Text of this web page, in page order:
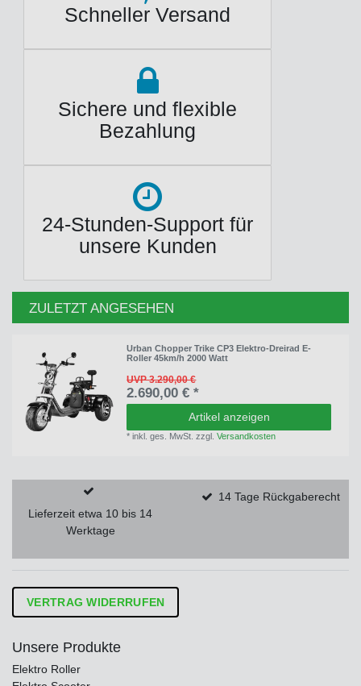
Schneller Versand
Sichere und flexible
Bezahlung
24-Stunden-Support für
unsere Kunden
ZULETZT ANGESEHEN
Urban Chopper Trike CP3 Elektro-Dreirad E-
Roller 45km/h 2000 Watt
UVP 3.290,00 €
2.690,00 € *
Artikel anzeigen
*inkl. ges. MwSt. zzgl.Versandkosten
Lieferzeit etwa 10 bis 14
Werktage
14 Tage Rückgaberecht
VERTRAG WIDERRUFEN
Unsere Produkte
Elektro Roller